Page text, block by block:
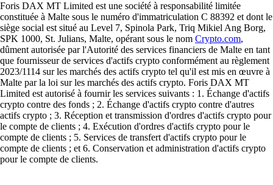
Foris DAX MT Limited est une société à responsabilité limitée
constituée à Malte sous le numéro d'immatriculation C 88392 et dont le
siège social est situé au Level 7, Spinola Park, Triq Mikiel Ang Borg,
SPK 1000, St. Julians, Malte, opérant sous le nom Crypto.com,
dûment autorisée par l'Autorité des services financiers de Malte en tant
que fournisseur de services d'actifs crypto conformément au règlement
2023/1114 sur les marchés des actifs crypto tel qu'il est mis en œuvre à
Malte par la loi sur les marchés des actifs crypto. Foris DAX MT
Limited est autorisé à fournir les services suivants : 1. Échange d'actifs
crypto contre des fonds ; 2. Échange d'actifs crypto contre d'autres
actifs crypto ; 3. Réception et transmission d'ordres d'actifs crypto pour
le compte de clients ; 4. Exécution d'ordres d'actifs crypto pour le
compte de clients ; 5. Services de transfert d'actifs crypto pour le
compte de clients ; et 6. Conservation et administration d'actifs crypto
pour le compte de clients.